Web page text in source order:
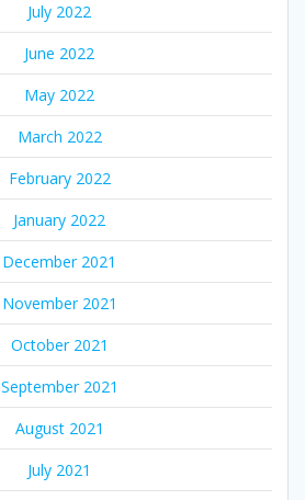
July 2022
June 2022
May 2022
March 2022
February 2022
January 2022
December 2021
November 2021
October 2021
September 2021
August 2021
July 2021